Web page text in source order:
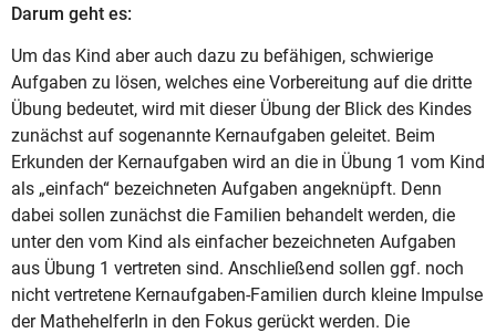
Darum geht es:
Um das Kind aber auch dazu zu befähigen, schwierige
Aufgaben zu lösen, welches eine Vorbereitung auf die dritte
Übung bedeutet, wird mit dieser Übung der Blick des Kindes
zunächst auf sogenannte Kernaufgaben geleitet. Beim
Erkunden der Kernaufgaben wird an die in Übung 1 vom Kind
als „einfach“ bezeichneten Aufgaben angeknüpft. Denn
dabei sollen zunächst die Familien behandelt werden, die
unter den vom Kind als einfacher bezeichneten Aufgaben
aus Übung 1 vertreten sind. Anschließend sollen ggf. noch
nicht vertretene Kernaufgaben-Familien durch kleine Impulse
der MathehelferIn in den Fokus gerückt werden. Die